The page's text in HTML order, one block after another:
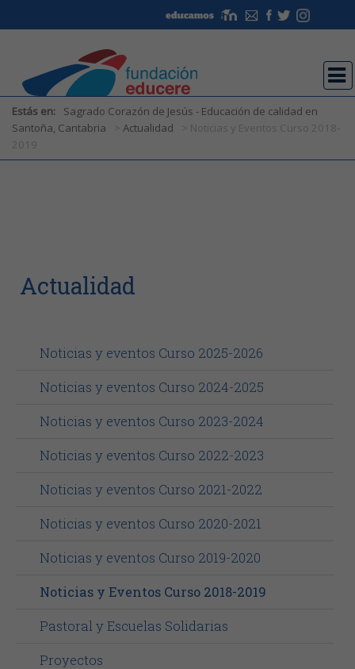
Estás en:
Sagrado Corazón de Jesús - Educación de calidad en
Santoña, Cantabria
> Actualidad
> Noticias y Eventos Curso 2018-
2019
Sagrado Corazón de Jesús - Educación de calidad en
Santoña, Cantabria >Actualidad > Noticias y Eventos Curso 2018-
Actualidad
Noticias y eventos Curso 2025-2026
Noticias y eventos Curso 2024-2025
Noticias y eventos Curso 2023-2024
Noticias y eventos Curso 2022-2023
Noticias y eventos Curso 2021-2022
Noticias y eventos Curso 2020-2021
Noticias y eventos Curso 2019-2020
Noticias y Eventos Curso 2018-2019
Pastoral y Escuelas Solidarias
Proyectos